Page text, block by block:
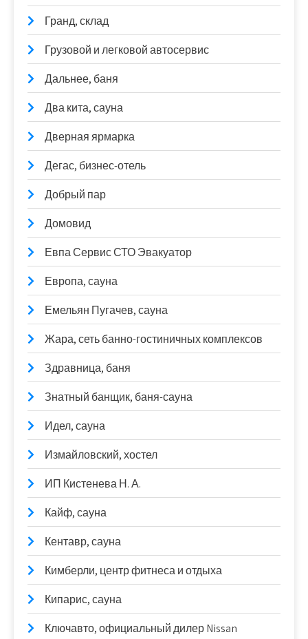
Гранд, склад
Грузовой и легковой автосервис
Дальнее, баня
Два кита, сауна
Дверная ярмарка
Дегас, бизнес-отель
Добрый пар
Домовид
Евпа Сервис СТО Эвакуатор
Европа, сауна
Емельян Пугачев, сауна
Жара, сеть банно-гостиничных комплексов
Здравница, баня
Знатный банщик, баня-сауна
Идел, сауна
Измайловский, хостел
ИП Кистенева Н. А.
Кайф, сауна
Кентавр, сауна
Кимберли, центр фитнеса и отдыха
Кипарис, сауна
Ключавто, официальный дилер Nissan